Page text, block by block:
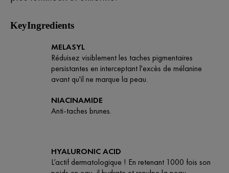
KeyIngredients
MELASYL
Réduisez visiblement les taches pigmentaires
persistantes en interceptant l'excès de mélanine
avant qu'il ne marque la peau.
NIACINAMIDE
Anti-taches brunes.
HYALURONIC ACID
L’actif dermatologique ! En retenant 1000 fois son